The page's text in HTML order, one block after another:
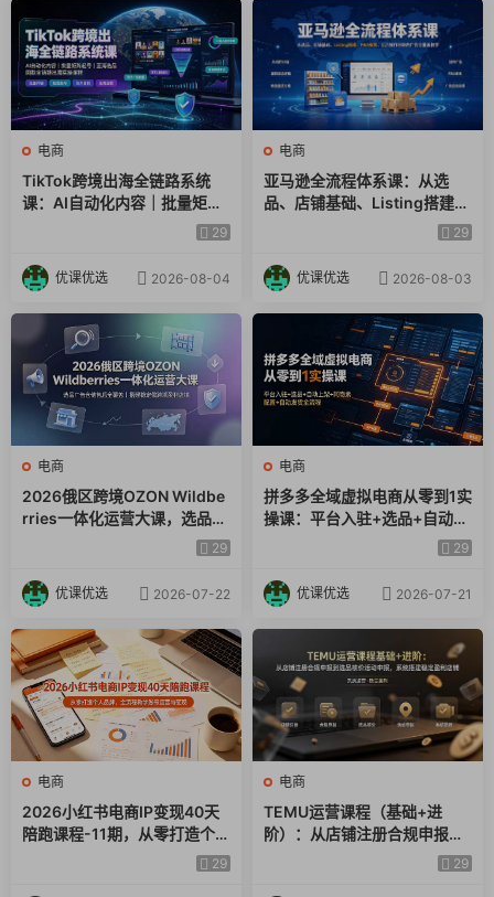
电商
TikTok跨境出海全链路系统
课：AI自动化内容｜批量矩阵
起号｜蓝海选品回款全链路出
29
优课优选 2026-08-04
电商
亚马逊全流程体系课：从选
品、店铺基础、Listing搭建、
FBA备货、后台操作到站内广29
优课优选 2026-08-03
电商
2026俄区跨境OZON Wildbe
rries一体化运营大课，选品广
告仓储售后全覆盖，搭建稳定
29
优课优选 2026-07-22
电商
拼多多全域虚拟电商从零到1实
操课：平台入驻+选品+自动上
架+阿奇索配置+自动发货全流
29
优课优选 2026-07-21
电商
2026小红书电商IP变现40天
陪跑课程-11期，从零打造个人
品牌，全流程教学账号运营与
29
电商
TEMU运营课程（基础+进
阶）：从店铺注册合规申报到
选品核价活动申报，系统搭建
29